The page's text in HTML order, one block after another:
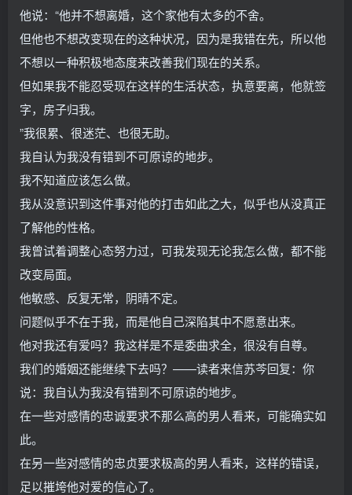
他说：“他并不想离婚，这个家他有太多的不舍。
但他也不想改变现在的这种状况，因为是我错在先，所以他
不想以一种积极地态度来改善我们现在的关系。
但如果我不能忍受现在这样的生活状态，执意要离，他就签
字，房子归我。
”我很累、很迷茫、也很无助。
我自认为我没有错到不可原谅的地步。
我不知道应该怎么做。
我从没意识到这件事对他的打击如此之大，似乎也从没真正
了解他的性格。
我曾试着调整心态努力过，可我发现无论我怎么做，都不能
改变局面。
他敏感、反复无常，阴晴不定。
问题似乎不在于我，而是他自己深陷其中不愿意出来。
他对我还有爱吗？我这样是不是委曲求全，很没有自尊。
我们的婚姻还能继续下去吗？——读者来信苏芩回复：你
说：我自认为我没有错到不可原谅的地步。
在一些对感情的忠诚要求不那么高的男人看来，可能确实如
此。
在另一些对感情的忠贞要求极高的男人看来，这样的错误，
足以摧垮他对爱的信心了。